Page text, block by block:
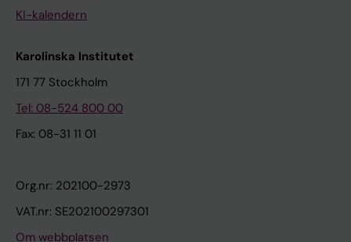
KI-kalendern
Karolinska Institutet
171 77 Stockholm
Tel: 08-524 800 00
Fax: 08-31 11 01
Org.nr: 202100-2973
VAT.nr: SE202100297301
Om webbplatsen